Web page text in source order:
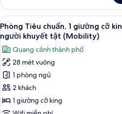
phù
hợp
cho
xe
lăn
(Communications
Accessible)
Phòng
Tiêu
chuẩn,
1
giường
cỡ
king,
buồng
tắm
phù
cho
Xem
tất
cả
ảnh
Phòng
Tiêu
chuẩn,
1
giường
6
Phòng Tiêu chuẩn, 1 giường cỡ
người khuyết tật (Mobility)
Quang cảnh thành phố
28 mét vuông
1 phòng ngủ
2 khách
1 giường cỡ king